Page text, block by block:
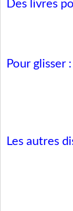
Des livres
Pour glisser :
Les autres